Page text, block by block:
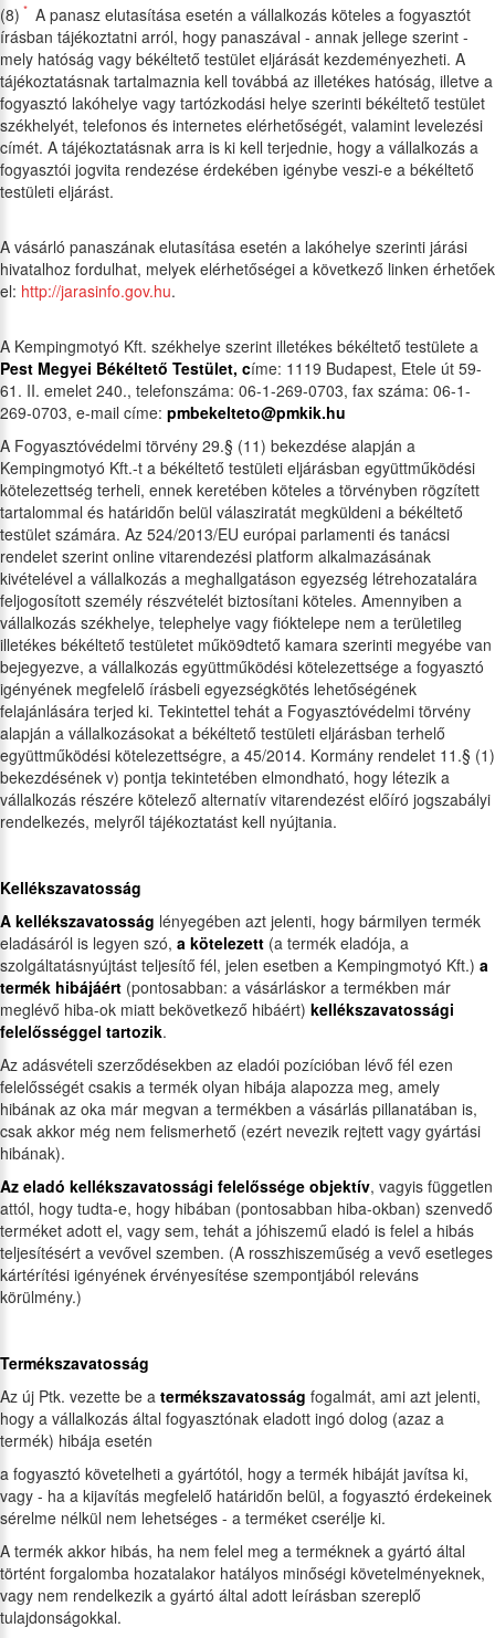
(8) * A panasz elutasítása esetén a vállalkozás köteles a fogyasztót
írásban tájékoztatni arról, hogy panaszával - annak jellege szerint -
mely hatóság vagy békéltető testület eljárását kezdeményezheti. A
tájékoztatásnak tartalmaznia kell továbbá az illetékes hatóság, illetve a
fogyasztó lakóhelye vagy tartózkodási helye szerinti békéltető testület
székhelyét, telefonos és internetes elérhetőségét, valamint levelezési
címét. A tájékoztatásnak arra is ki kell terjednie, hogy a vállalkozás a
fogyasztói jogvita rendezése érdekében igénybe veszi-e a békéltető
testületi eljárást.
A vásárló panaszának elutasítása esetén a lakóhelye szerinti járási
hivatalhoz fordulhat, melyek elérhetőségei a következő linken érhetőek
el: http://jarasinfo.gov.hu.
A Kempingmotyó Kft. székhelye szerint illetékes békéltető testülete a
Pest Megyei Békéltető Testület, címe: 1119 Budapest, Etele út 59-
61. II. emelet 240., telefonszáma: 06-1-269-0703, fax száma: 06-1-
269-0703, e-mail címe: pmbekelteto@pmkik.hu
A Fogyasztóvédelmi törvény 29.§ (11) bekezdése alapján a
Kempingmotyó Kft.-t a békéltető testületi eljárásban együttműködési
kötelezettség terheli, ennek keretében köteles a törvényben rögzített
tartalommal és határidőn belül válasziratát megküldeni a békéltető
testület számára. Az 524/2013/EU európai parlamenti és tanácsi
rendelet szerint online vitarendezési platform alkalmazásának
kivételével a vállalkozás a meghallgatáson egyezség létrehozatalára
feljogosított személy részvételét biztosítani köteles. Amennyiben a
vállalkozás székhelye, telephelye vagy fióktelepe nem a területileg
illetékes békéltető testületet műkö9dtető kamara szerinti megyébe van
bejegyezve, a vállalkozás együttműködési kötelezettsége a fogyasztó
igényének megfelelő írásbeli egyezségkötés lehetőségének
felajánlására terjed ki. Tekintettel tehát a Fogyasztóvédelmi törvény
alapján a vállalkozásokat a békéltető testületi eljárásban terhelő
együttműködési kötelezettségre, a 45/2014. Kormány rendelet 11.§ (1)
bekezdésének v) pontja tekintetében elmondható, hogy létezik a
vállalkozás részére kötelező alternatív vitarendezést előíró jogszabályi
rendelkezés, melyről tájékoztatást kell nyújtania.
Kellékszavatosság
A kellékszavatosság lényegében azt jelenti, hogy bármilyen termék
eladásáról is legyen szó, a kötelezett (a termék eladója, a
szolgáltatásnyújtást teljesítő fél, jelen esetben a Kempingmotyó Kft.) a
termék hibájáért (pontosabban: a vásárláskor a termékben már
meglévő hiba-ok miatt bekövetkező hibáért) kellékszavatossági
felelősséggel tartozik.
Az adásvételi szerződésekben az eladói pozícióban lévő fél ezen
felelősségét csakis a termék olyan hibája alapozza meg, amely
hibának az oka már megvan a termékben a vásárlás pillanatában is,
csak akkor még nem felismerhető (ezért nevezik rejtett vagy gyártási
hibának).
Az eladó kellékszavatossági felelőssége objektív, vagyis független
attól, hogy tudta-e, hogy hibában (pontosabban hiba-okban) szenvedő
terméket adott el, vagy sem, tehát a jóhiszemű eladó is felel a hibás
teljesítésért a vevővel szemben. (A rosszhiszeműség a vevő esetleges
kártérítési igényének érvényesítése szempontjából releváns
körülmény.)
Termékszavatosság
Az új Ptk. vezette be a termékszavatosság fogalmát, ami azt jelenti,
hogy a vállalkozás által fogyasztónak eladott ingó dolog (azaz a
termék) hibája esetén
a fogyasztó követelheti a gyártótól, hogy a termék hibáját javítsa ki,
vagy - ha a kijavítás megfelelő határidőn belül, a fogyasztó érdekeinek
sérelme nélkül nem lehetséges - a terméket cserélje ki.
A termék akkor hibás, ha nem felel meg a terméknek a gyártó által
történt forgalomba hozatalakor hatályos minőségi követelményeknek,
vagy nem rendelkezik a gyártó által adott leírásban szereplő
tulajdonságokkal.